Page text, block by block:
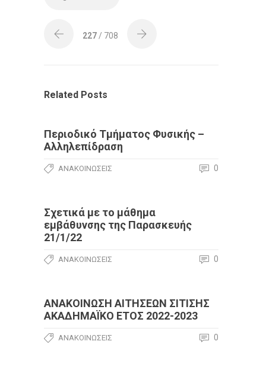
227 / 708
Related Posts
Περιοδικό Τμήματος Φυσικής –
Αλληλεπίδραση
ΑΝΑΚΟΙΝΏΣΕΙΣ 0
Σχετικά με το μάθημα
εμβάθυνσης της Παρασκευής
21/1/22
ΑΝΑΚΟΙΝΏΣΕΙΣ 0
ΑΝΑΚΟΙΝΩΣΗ ΑΙΤΗΣΕΩΝ ΣΙΤΙΣΗΣ
ΑΚΑΔΗΜΑΪΚΟ ΕΤΟΣ 2022-2023
ΑΝΑΚΟΙΝΏΣΕΙΣ 0